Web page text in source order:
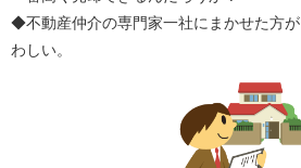
◆不動産仲介の専門家一社にまかせた方
わしい。